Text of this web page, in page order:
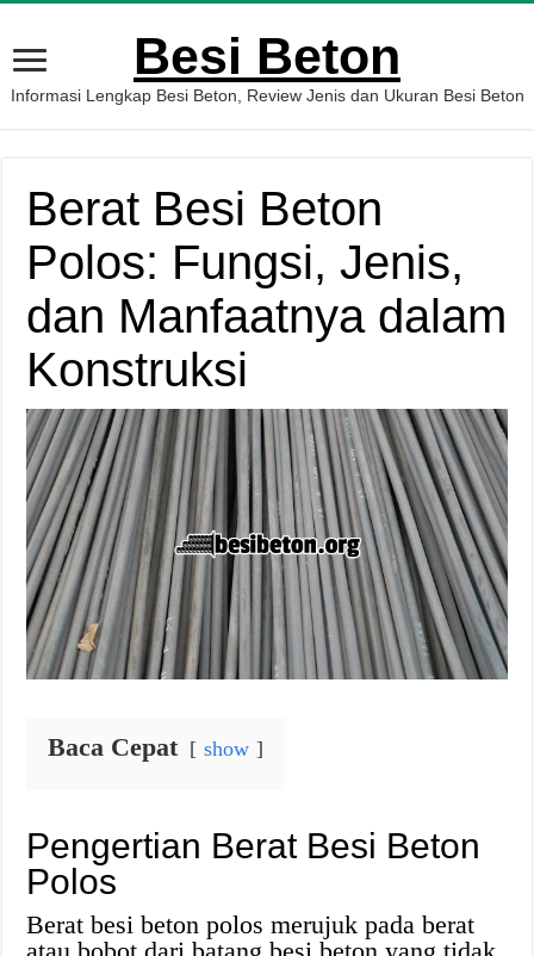
Besi Beton
Informasi Lengkap Besi Beton, Review Jenis dan Ukuran Besi Beton
Berat Besi Beton
Polos: Fungsi, Jenis,
dan Manfaatnya dalam
Konstruksi
Baca Cepat show
Pengertian Berat Besi Beton
Polos
Berat besi beton polos merujuk pada berat